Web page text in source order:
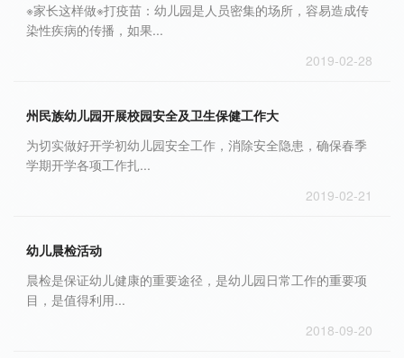
※家长这样做※打疫苗：幼儿园是人员密集的场所，容易造成传
染性疾病的传播，如果...
2019-02-28
州民族幼儿园开展校园安全及卫生保健工作大
为切实做好开学初幼儿园安全工作，消除安全隐患，确保春季
学期开学各项工作扎...
2019-02-21
幼儿晨检活动
晨检是保证幼儿健康的重要途径，是幼儿园日常工作的重要项
目，是值得利用...
2018-09-20